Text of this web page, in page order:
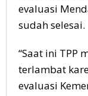
evaluasi
sudah selesai.
“Saat ini TPP
terlambat
evaluasi